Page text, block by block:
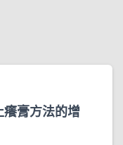
膏方法的增